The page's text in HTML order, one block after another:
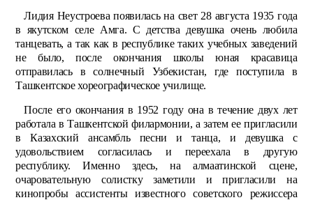
Лидия Неустроева появилась на свет 28 августа 1935 года
в якутском селе Амга. С детства девушка очень любила
танцевать, а так как в республике таких учебных заведений
не было, после окончания школы юная красавица
отправилась в солнечный Узбекистан, где поступила в
Ташкентское хореографическое училище.
После его окончания в 1952 году она в течение двух лет
работала в Ташкентской филармонии, а затем ее пригласили
в Казахский ансамбль песни и танца, и девушка с
удовольствием согласилась и переехала в другую
республику. Именно здесь, на алмаатинской сцене,
очаровательную солистку заметили и пригласили на
кинопробы ассистенты известного советского режиссера